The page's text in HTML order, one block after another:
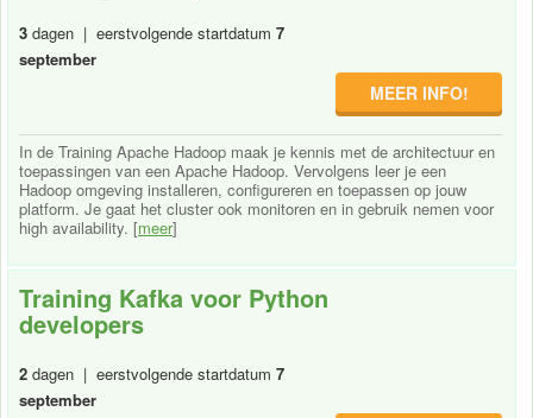
3 dagen | eerstvolgende startdatum 7
september
MEER INFO!
In de Training Apache Hadoop maak je kennis met de architectuur en
toepassingen van een Apache Hadoop. Vervolgens leer je een
Hadoop omgeving installeren, configureren en toepassen op jouw
platform. Je gaat het cluster ook monitoren en in gebruik nemen voor
high availability. [meer]
Training Kafka voor Python
developers
2 dagen | eerstvolgende startdatum 7
september